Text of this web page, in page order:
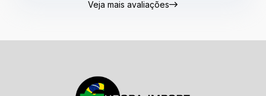
Veja mais avaliações